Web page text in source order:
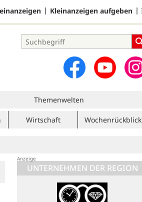
Kleinanzeigen aufgeben
Themenwelten
Wirtschaft Wochenrückblick
UNTERNEHMEN DER REGION